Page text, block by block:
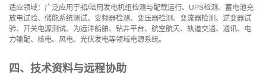
适应领域：广泛应用于船/陆用发电机组检测与配载运行、UPS检测、蓄电池充
放电试验、储能系统测试、变频器检测、变压器检测、变流器检测、逆变器试
验、开关电源测试。为远洋船舶、钻井平台、航空航天、轨道交通、通讯、电
力输配、核电、风电、光伏发电等领域电源系统。
四、技术资料与远程协助